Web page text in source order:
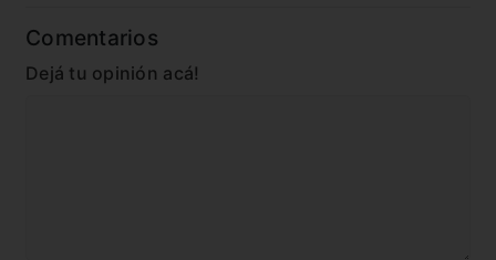
Comentarios
Dejá tu opinión acá!